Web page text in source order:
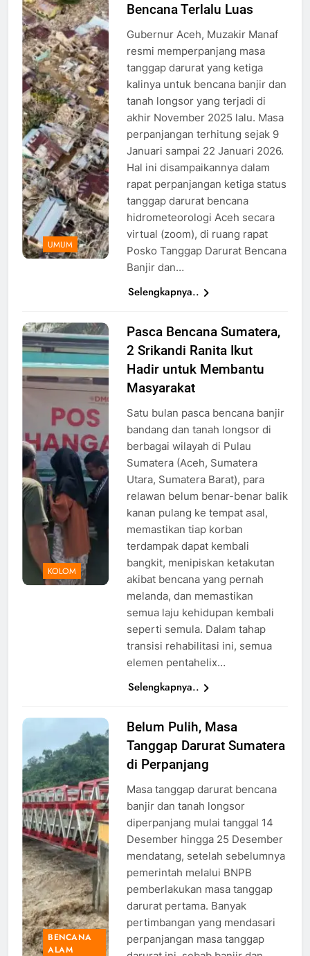
akibat
Banjir
Bandang,
Foto: AP
Photo/Binsar
Bakkara
UMUM
Bencana Terlalu Luas
Gubernur Aceh, Muzakir Manaf
resmi memperpanjang masa
tanggap darurat yang ketiga
kalinya untuk bencana banjir dan
tanah longsor yang terjadi di
akhir November 2025 lalu. Masa
perpanjangan terhitung sejak 9
Januari sampai 22 Januari 2026.
Hal ini disampaikannya dalam
rapat perpanjangan ketiga status
tanggap darurat bencana
hidrometeorologi Aceh secara
virtual (zoom), di ruang rapat
Posko Tanggap Darurat Bencana
Banjir dan…
Selengkapnya..
pos hangat
yang di
dirikan oleh
relawan,
RANITA UIN
KOLOM
Pasca Bencana Sumatera,
2 Srikandi Ranita Ikut
Hadir untuk Membantu
Masyarakat
Satu bulan pasca bencana banjir
bandang dan tanah longsor di
berbagai wilayah di Pulau
Sumatera (Aceh, Sumatera
Utara, Sumatera Barat), para
relawan belum benar-benar balik
kanan pulang ke tempat asal,
memastikan tiap korban
terdampak dapat kembali
bangkit, menipiskan ketakutan
akibat bencana yang pernah
melanda, dan memastikan
semua laju kehidupan kembali
seperti semula. Dalam tahap
transisi rehabilitasi ini, semua
elemen pentahelix…
Selengkapnya..
banjir
Sumatera,
Foto: Dok.
BNPB
BENCANA
ALAM
Belum Pulih, Masa
Tanggap Darurat Sumatera
di Perpanjang
Masa tanggap darurat bencana
banjir dan tanah longsor
diperpanjang mulai tanggal 14
Desember hingga 25 Desember
mendatang, setelah sebelumnya
pemerintah melalui BNPB
pemberlakukan masa tanggap
darurat pertama. Banyak
pertimbangan yang mendasari
perpanjangan masa tanggap